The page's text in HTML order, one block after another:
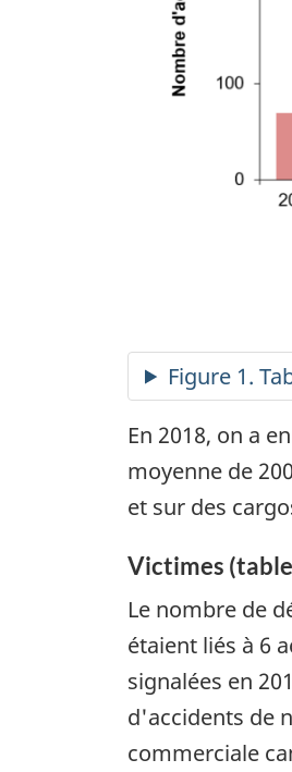
En 2018, on a
moyenne de
et sur des
Victimes
Le nombre de
étaient liés à 6
signalées en
d'accidents de
commerciale